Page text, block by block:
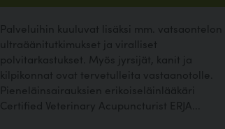
Palveluihin kuuluvat lisäksi mm. vatsaontelon
ultraäänitutkimukset ja viralliset
polvitarkastukset. Myös jyrsijät, kanit ja
kilpikonnat ovat tervetulleita vastaanotolle.
Pieneläinsairauksien erikoiseläinlääkäri
Certified Veterinary Acupuncturist ERJA...